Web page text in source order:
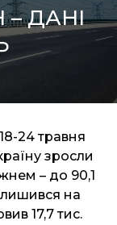
– ДАНІ
24 травня
зросли
– до 90,1
на
17,7 тис.